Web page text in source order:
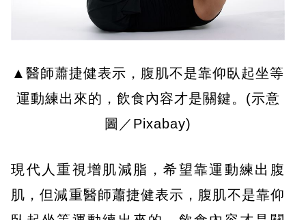
▲醫師蕭捷健表示，腹肌不是靠仰臥起坐等
運動練出來的，飲食內容才是關鍵。(示意
圖／Pixabay)
現代人重視增肌減脂，希望靠運動練出腹
肌，但減重醫師蕭捷健表示，腹肌不是靠仰